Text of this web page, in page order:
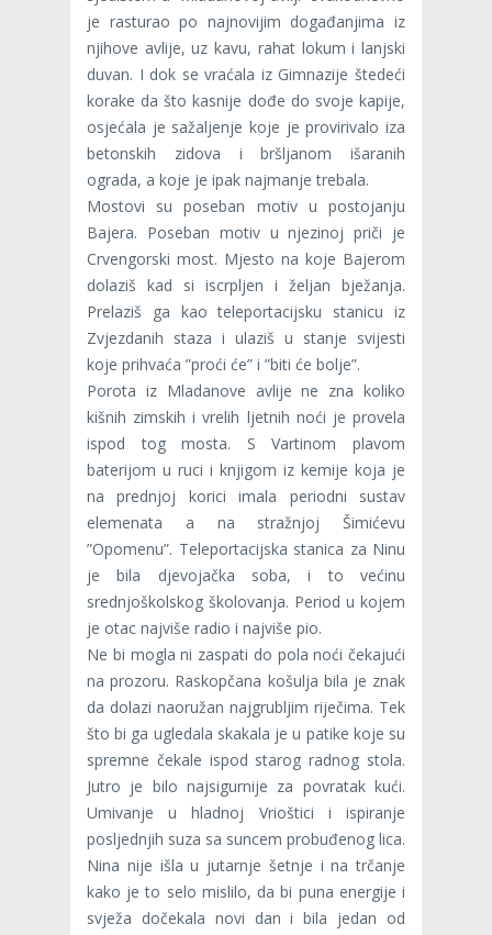
je rasturao po najnovijim događanjima iz
njihove avlije, uz kavu, rahat lokum i lanjski
duvan. I dok se vraćala iz Gimnazije štedeći
korake da što kasnije dođe do svoje kapije,
osjećala je sažaljenje koje je provirivalo iza
betonskih zidova i bršljanom išaranih
ograda, a koje je ipak najmanje trebala.
Mostovi su poseban motiv u postojanju
Bajera. Poseban motiv u njezinoj priči je
Crvengorski most. Mjesto na koje Bajerom
dolaziš kad si iscrpljen i željan bježanja.
Prelaziš ga kao teleportacijsku stanicu iz
Zvjezdanih staza i ulaziš u stanje svijesti
koje prihvaća ”proći će” i ”biti će bolje”.
Porota iz Mladanove avlije ne zna koliko
kišnih zimskih i vrelih ljetnih noći je provela
ispod tog mosta. S Vartinom plavom
baterijom u ruci i knjigom iz kemije koja je
na prednjoj korici imala periodni sustav
elemenata a na stražnjoj Šimićevu
”Opomenu”. Teleportacijska stanica za Ninu
je bila djevojačka soba, i to većinu
srednjoškolskog školovanja. Period u kojem
je otac najviše radio i najviše pio.
Ne bi mogla ni zaspati do pola noći čekajući
na prozoru. Raskopčana košulja bila je znak
da dolazi naoružan najgrubljim riječima. Tek
što bi ga ugledala skakala je u patike koje su
spremne čekale ispod starog radnog stola.
Jutro je bilo najsigurnije za povratak kući.
Umivanje u hladnoj Vrioštici i ispiranje
posljednjih suza sa suncem probuđenog lica.
Nina nije išla u jutarnje šetnje i na trčanje
kako je to selo mislilo, da bi puna energije i
svježa dočekala novi dan i bila jedan od